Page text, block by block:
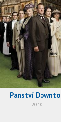
Panství
2010